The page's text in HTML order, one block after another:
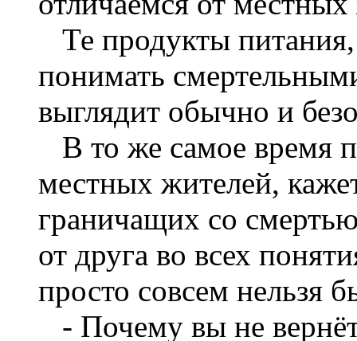
Те продукты
понимать
выглядит обычно и
В то же самое время
местных жителей,
граничащих со
от друга во всех
просто совсем нельзя
- Почему вы не